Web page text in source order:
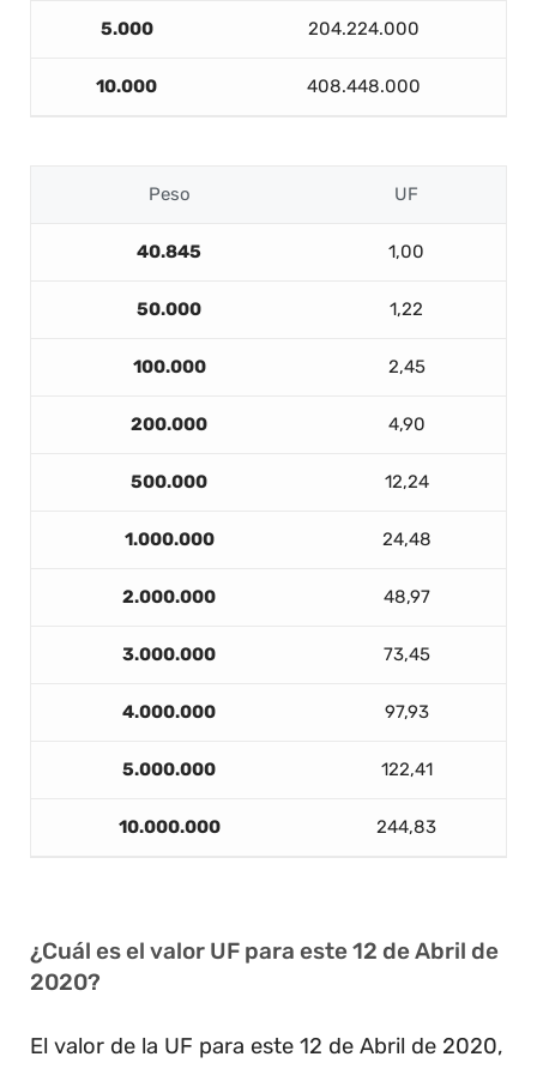
5.000 204.224.000
10.000 408.448.000
Peso UF
40.845 1,00
50.000 1,22
100.000 2,45
200.000 4,90
500.000 12,24
1.000.000 24,48
2.000.000 48,97
3.000.000 73,45
4.000.000 97,93
5.000.000 122,41
10.000.000 244,83
¿Cuál es el valor UF para este 12 de Abril de
2020?
El valor de la UF para este 12 de Abril de 2020,